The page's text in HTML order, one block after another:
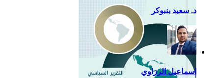
د. سعيد بنبوكر
اسماعيل الرزاوي